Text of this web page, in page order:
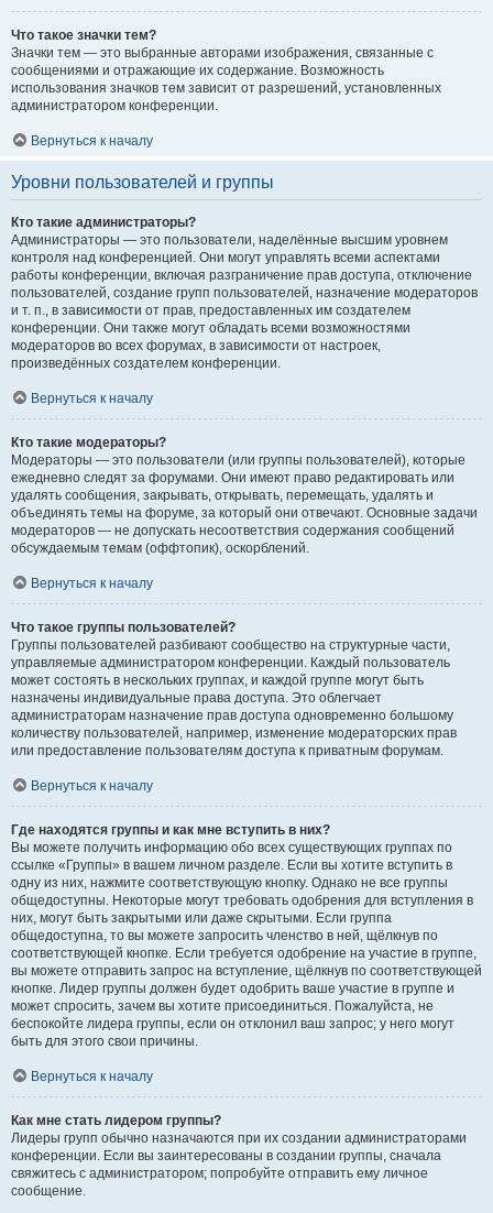
Что такое значки тем?
Значки тем — это выбранные авторами изображения, связанные с
сообщениями и отражающие их содержание. Возможность
использования значков тем зависит от разрешений, установленных
администратором конференции.
Вернуться к началу
Уровни пользователей и группы
Кто такие администраторы?
Администраторы — это пользователи, наделённые высшим уровнем
контроля над конференцией. Они могут управлять всеми аспектами
работы конференции, включая разграничение прав доступа, отключение
пользователей, создание групп пользователей, назначение модераторов
и т. п., в зависимости от прав, предоставленных им создателем
конференции. Они также могут обладать всеми возможностями
модераторов во всех форумах, в зависимости от настроек,
произведённых создателем конференции.
Вернуться к началу
Кто такие модераторы?
Модераторы — это пользователи (или группы пользователей), которые
ежедневно следят за форумами. Они имеют право редактировать или
удалять сообщения, закрывать, открывать, перемещать, удалять и
объединять темы на форуме, за который они отвечают. Основные задачи
модераторов — не допускать несоответствия содержания сообщений
обсуждаемым темам (оффтопик), оскорблений.
Вернуться к началу
Что такое группы пользователей?
Группы пользователей разбивают сообщество на структурные части,
управляемые администратором конференции. Каждый пользователь
может состоять в нескольких группах, и каждой группе могут быть
назначены индивидуальные права доступа. Это облегчает
администраторам назначение прав доступа одновременно большому
количеству пользователей, например, изменение модераторских прав
или предоставление пользователям доступа к приватным форумам.
Вернуться к началу
Где находятся группы и как мне вступить в них?
Вы можете получить информацию обо всех существующих группах по
ссылке «Группы» в вашем личном разделе. Если вы хотите вступить в
одну из них, нажмите соответствующую кнопку. Однако не все группы
общедоступны. Некоторые могут требовать одобрения для вступления в
них, могут быть закрытыми или даже скрытыми. Если группа
общедоступна, то вы можете запросить членство в ней, щёлкнув по
соответствующей кнопке. Если требуется одобрение на участие в группе,
вы можете отправить запрос на вступление, щёлкнув по соответствующей
кнопке. Лидер группы должен будет одобрить ваше участие в группе и
может спросить, зачем вы хотите присоединиться. Пожалуйста, не
беспокойте лидера группы, если он отклонил ваш запрос; у него могут
быть для этого свои причины.
Вернуться к началу
Как мне стать лидером группы?
Лидеры групп обычно назначаются при их создании администраторами
конференции. Если вы заинтересованы в создании группы, сначала
свяжитесь с администратором; попробуйте отправить ему личное
сообщение.